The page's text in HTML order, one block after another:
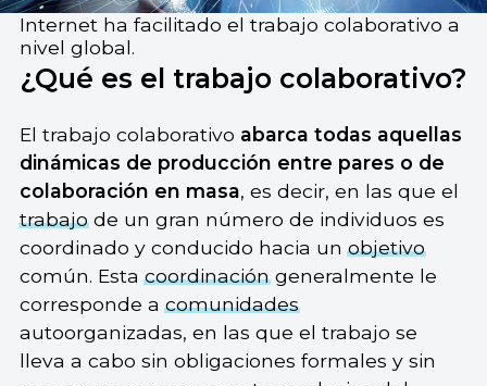
Internet ha facilitado el trabajo colaborativo a
nivel global.
¿Qué es el trabajo colaborativo?
El trabajo colaborativo abarca todas aquellas
dinámicas de producción entre pares o de
colaboración en masa, es decir, en las que el
trabajode un gran número de individuos es
coordinado y conducido hacia unobjetivo
común. Estacoordinacióngeneralmente le
corresponde acomunidades
autoorganizadas, en las que el trabajo se
lleva a cabo sin obligaciones formales y sin